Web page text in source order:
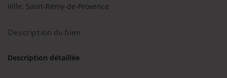
Ville: Saint-Rémy-de-Provence
Description du bien
Description détaillée